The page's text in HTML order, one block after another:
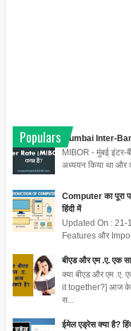
Populars
Mumbai Inter-
MIBOR - मुंबई इंटर-
अध्ययन किया था और
Computer का
हिंदी में
Updated On : 21-
Features और
बीएड और एम .ए. एक
क्या बीएड और एम
it together?] आज के
स...
ईमेल एड्रेस क्या है?